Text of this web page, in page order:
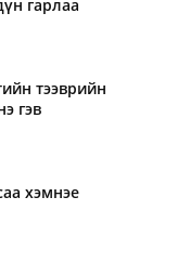
гарлаа
тээврийн
гэв
хэмнэе